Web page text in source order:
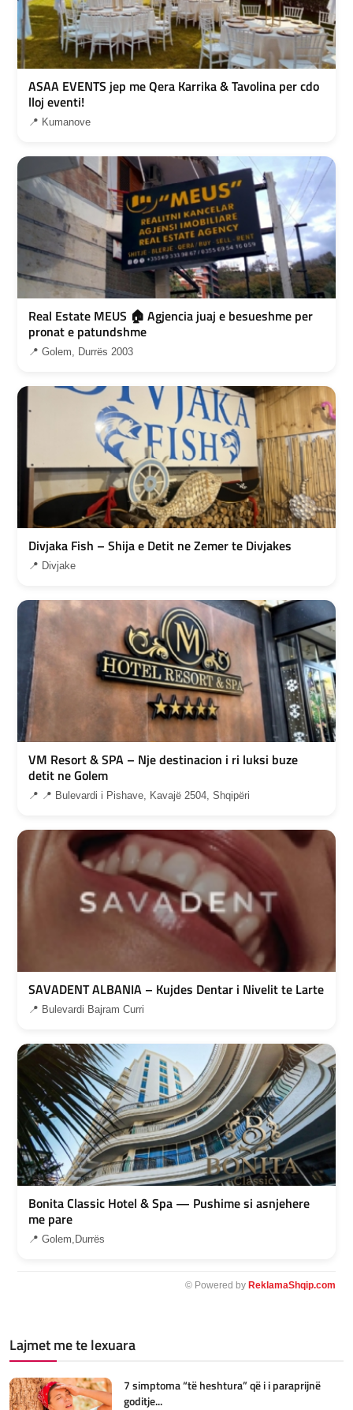
ASAA EVENTS jep me Qera Karrika & Tavolina per cdo
lloj eventi!
📍 Kumanove
Real Estate MEUS 🏠 Agjencia juaj e besueshme per
pronat e patundshme
📍 Golem, Durrës 2003
Divjaka Fish – Shija e Detit ne Zemer te Divjakes
📍 Divjake
VM Resort & SPA – Nje destinacion i ri luksi buze
detit ne Golem
📍 📍 Bulevardi i Pishave, Kavajë 2504, Shqipëri
SAVADENT ALBANIA – Kujdes Dentar i Nivelit te Larte
📍 Bulevardi Bajram Curri
Bonita Classic Hotel & Spa — Pushime si asnjehere
me pare
📍 Golem,Durrës
© Powered by ReklamaShqip.com
Lajmet me te lexuara
7 simptoma “të heshtura” që i i paraprijnë
goditje...